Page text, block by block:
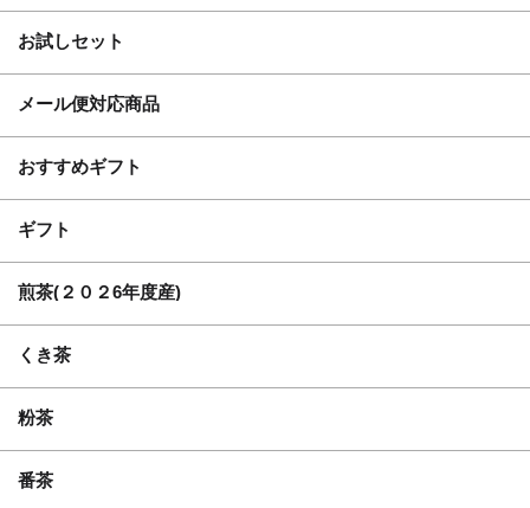
お試しセット
メール便対応商品
おすすめギフト
ギフト
煎茶(２０２6年度産)
くき茶
粉茶
番茶